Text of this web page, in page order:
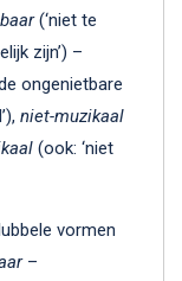
(‘niet te
zijn’) –
ongenietbare
niet-muzikaal
(ook: ‘niet
vormen
–